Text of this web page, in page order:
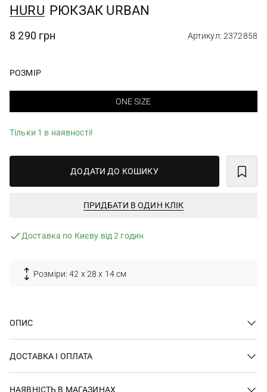
HURU РЮКЗАК URBAN
8 290 грн Артикул: 2372858
РОЗМІР
ONE SIZE
Тільки 1 в наявності!
ДОДАТИ ДО КОШИКУ
ПРИДБАТИ В ОДИН КЛІК
Доставка по Києву від 2 годин
Розміри: 42 х 28 х 14 см
ОПИС
ДОСТАВКА І ОПЛАТА
НАЯВНІСТЬ В МАГАЗИНАХ